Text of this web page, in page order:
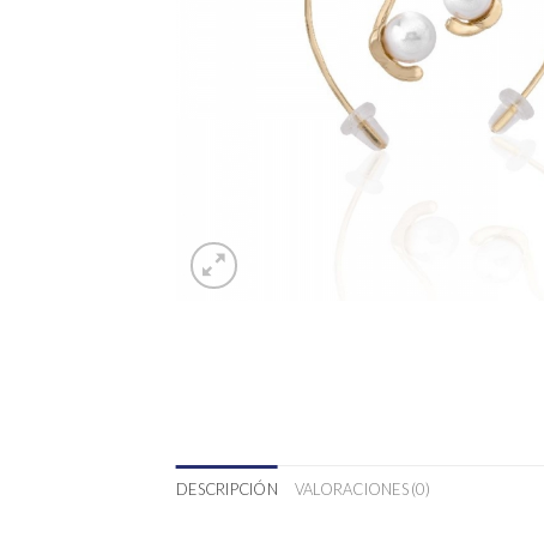
DESCRIPCIÓN VALORACIONES (0)